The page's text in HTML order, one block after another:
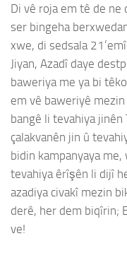
Di vê roja em tê de ne
ser bingeha
xwe, di sedsala
Jiyan, Azadî daye
baweriya me ya bi
em vê baweriyê
bangê li tevahiya
çalakvanên jin û
bidin kampanyaya
tevahiya êrîşên li dijî
azadiya civakî mezin
derê, her dem biqîrin;
ve!